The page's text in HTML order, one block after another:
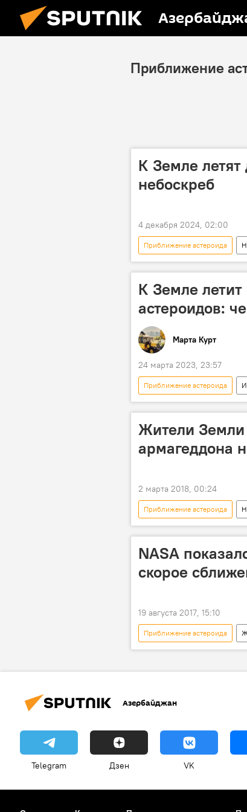
Приближение
К Земле
небоскреб
4 декабря 2024, 02:00
Приближение астероида
НАСА
небоскреб
К Земле
астероидов:
Марта Курт
24 марта 2023, 23:57
Приближение астероида
Метеорит
Жители Земли
армагеддона
2 марта 2018, 00:24
Приближение астероида
Шамахинская
NASA
скорое
19 августа 2017, 15:10
Приближение астероида
США
NASA
Азербайджан
Telegram Дзен VK